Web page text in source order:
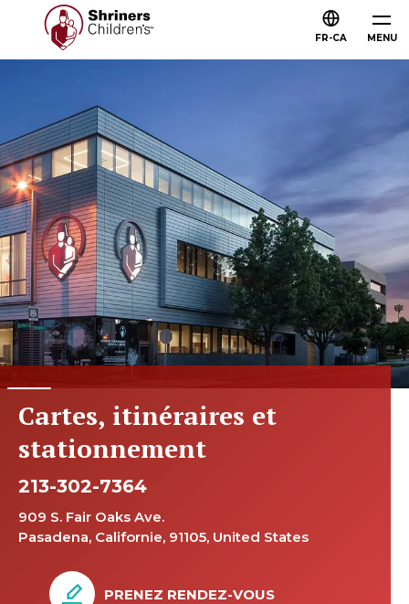
MENU
FR-CA
Cartes, itinéraires et
stationnement
213-302-7364
909 S. Fair Oaks Ave.
Pasadena, Californie, 91105, United States
PRENEZ RENDEZ-VOUS